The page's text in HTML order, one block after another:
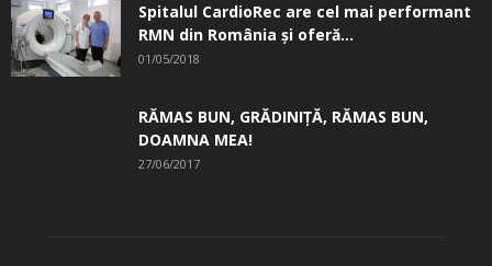
Spitalul CardioRec are cel mai performant
RMN din România și oferă...
01/05/2018
RĂMAS BUN, GRĂDINIŢĂ, ­RĂMAS BUN,
DOAMNA MEA!
27/06/2017